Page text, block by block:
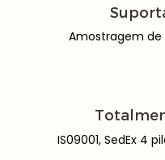
Amostragem de
IS09001, SedEx 4